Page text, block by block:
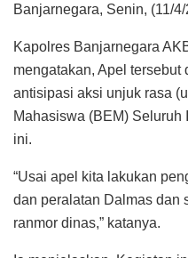
Banjarnegara, Senin, (11/
Kapolres Banjarnegara
mengatakan, Apel
antisipasi aksi unjuk rasa
Mahasiswa (BEM)
ini.
“Usai apel kita lakukan
dan peralatan Dalmas dan
ranmor dinas,” katanya.